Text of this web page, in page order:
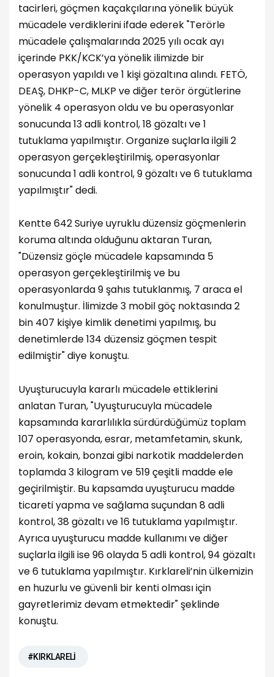
tacirleri, göçmen kaçakçılarına yönelik büyük
mücadele verdiklerini ifade ederek "Terörle
mücadele çalışmalarında 2025 yılı ocak ayı
içerinde PKK/KCK’ya yönelik ilimizde bir
operasyon yapıldı ve 1 kişi gözaltına alındı. FETÖ,
DEAŞ, DHKP-C, MLKP ve diğer terör örgütlerine
yönelik 4 operasyon oldu ve bu operasyonlar
sonucunda 13 adli kontrol, 18 gözaltı ve 1
tutuklama yapılmıştır. Organize suçlarla ilgili 2
operasyon gerçekleştirilmiş, operasyonlar
sonucunda 1 adli kontrol, 9 gözaltı ve 6 tutuklama
yapılmıştır" dedi.
Kentte 642 Suriye uyruklu düzensiz göçmenlerin
koruma altında olduğunu aktaran Turan,
"Düzensiz göçle mücadele kapsamında 5
operasyon gerçekleştirilmiş ve bu
operasyonlarda 9 şahıs tutuklanmış, 7 araca el
konulmuştur. İlimizde 3 mobil göç noktasında 2
bin 407 kişiye kimlik denetimi yapılmış, bu
denetimlerde 134 düzensiz göçmen tespit
edilmiştir" diye konuştu.
Uyuşturucuyla kararlı mücadele ettiklerini
anlatan Turan, "Uyuşturucuyla mücadele
kapsamında kararlılıkla sürdürdüğümüz toplam
107 operasyonda, esrar, metamfetamin, skunk,
eroin, kokain, bonzai gibi narkotik maddelerden
toplamda 3 kilogram ve 519 çeşitli madde ele
geçirilmiştir. Bu kapsamda uyuşturucu madde
ticareti yapma ve sağlama suçundan 8 adli
kontrol, 38 gözaltı ve 16 tutuklama yapılmıştır.
Ayrıca uyuşturucu madde kullanımı ve diğer
suçlarla ilgili ise 96 olayda 5 adli kontrol, 94 gözaltı
ve 6 tutuklama yapılmıştır. Kırklareli’nin ülkemizin
en huzurlu ve güvenli bir kenti olması için
gayretlerimiz devam etmektedir" şeklinde
konuştu.
#KIRKLARELİ